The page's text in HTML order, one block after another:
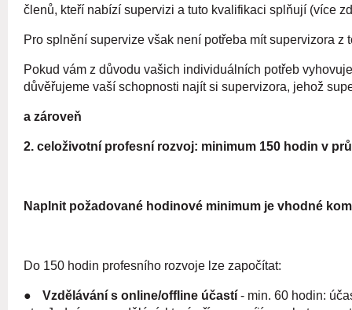
členů, kteří nabízí supervizi a tuto kvalifikaci splňují (více
Pro splnění supervize však není potřeba mít supervizora z
Pokud vám z důvodu vašich individuálních potřeb
důvěřujeme vaší schopnosti najít si supervizora, jehož
a zároveň
2. celoživotní profesní rozvoj: minimum 150 hodin v
Naplnit požadované hodinové minimum je vhodné
Do 150 hodin profesního rozvoje lze započítat:
● Vzdělávání s online/offline účastí - min. 60 hodin: